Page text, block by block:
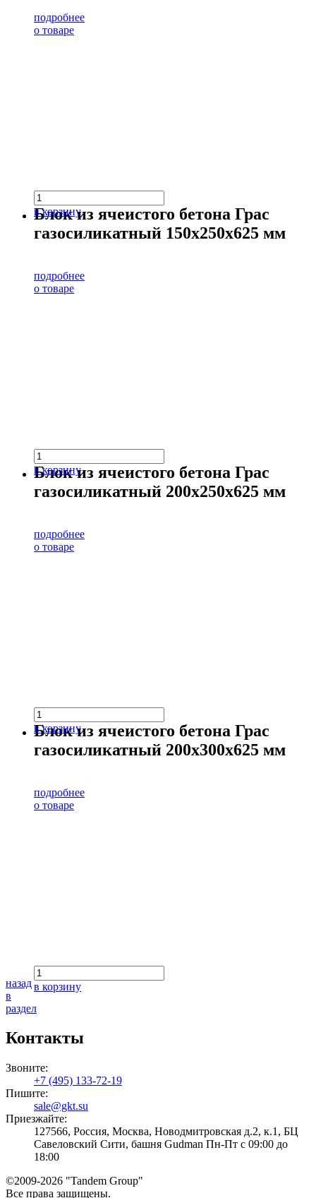
подробнее
о товаре
в корзину
Блок из ячеистого бетона Грас
газосиликатный 150х250х625 мм
подробнее
о товаре
в корзину
Блок из ячеистого бетона Грас
газосиликатный 200х250х625 мм
подробнее
о товаре
в корзину
Блок из ячеистого бетона Грас
газосиликатный 200х300х625 мм
подробнее
о товаре
в корзину
назад
в
раздел
Контакты
Звоните:
+7 (495) 133-72-19
Пишите:
sale@gkt.su
Приезжайте:
127566, Россия, Москва, Новодмитровская д.2, к.1, БЦ
Савеловский Сити, башня Gudman Пн-Пт с 09:00 до
18:00
©2009-2026 "Tandem Group"
Все права защищены.